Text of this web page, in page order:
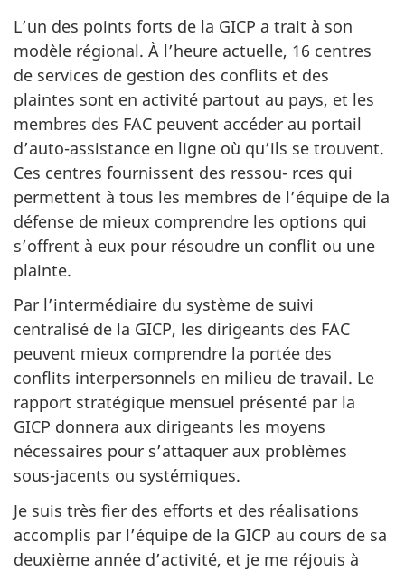
L’un des points forts de la GICP a trait à son
modèle régional. À l’heure actuelle, 16 centres
de services de gestion des conflits et des
plaintes sont en activité partout au pays, et les
membres des FAC peuvent accéder au portail
d’auto-assistance en ligne où qu’ils se trouvent.
Ces centres fournissent des ressou- rces qui
permettent à tous les membres de l’équipe de la
défense de mieux comprendre les options qui
s’offrent à eux pour résoudre un conflit ou une
plainte.
Par l’intermédiaire du système de suivi
centralisé de la GICP, les dirigeants des FAC
peuvent mieux comprendre la portée des
conflits interpersonnels en milieu de travail. Le
rapport stratégique mensuel présenté par la
GICP donnera aux dirigeants les moyens
nécessaires pour s’attaquer aux problèmes
sous-jacents ou systémiques.
Je suis très fier des efforts et des réalisations
accomplis par l’équipe de la GICP au cours de sa
deuxième année d’activité, et je me réjouis à